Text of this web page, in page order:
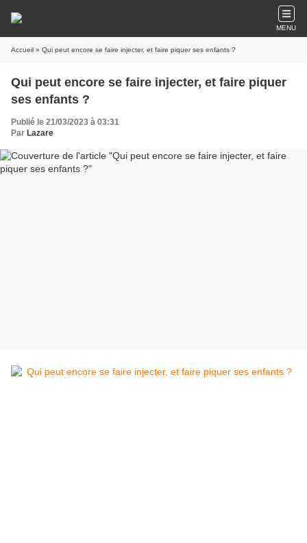
MENU
Accueil » Qui peut encore se faire injecter, et faire piquer ses enfants ?
Qui peut encore se faire injecter, et faire piquer
ses enfants ?
Publié le 21/03/2023 à 03:31
Par Lazare